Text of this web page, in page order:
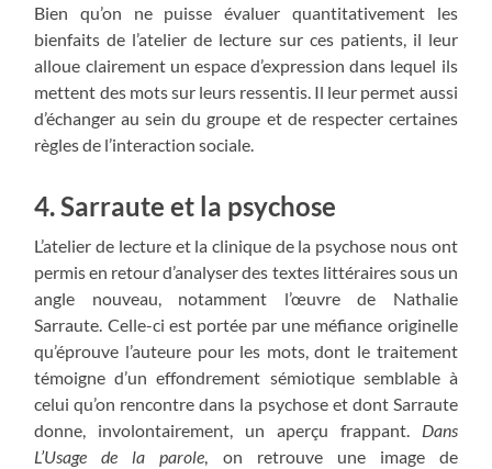
Bien qu’on ne puisse évaluer quantitativement les
bienfaits de l’atelier de lecture sur ces patients, il leur
alloue clairement un espace d’expression dans lequel ils
mettent des mots sur leurs ressentis. Il leur permet aussi
d’échanger au sein du groupe et de respecter certaines
règles de l’interaction sociale.
4. Sarraute et la psychose
L’atelier de lecture et la clinique de la psychose nous ont
permis en retour d’analyser des textes littéraires sous un
angle nouveau, notamment l’œuvre de Nathalie
Sarraute. Celle-ci est portée par une méfiance originelle
qu’éprouve l’auteure pour les mots, dont le traitement
témoigne d’un effondrement sémiotique semblable à
celui qu’on rencontre dans la psychose et dont Sarraute
donne, involontairement, un aperçu frappant. Dans
L’Usage de la parole, on retrouve une image de